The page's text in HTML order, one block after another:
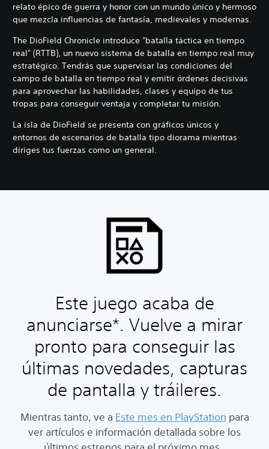
relato épico de guerra y honor con un mundo único y hermoso
que mezcla influencias de fantasía, medievales y modernas.
The DioField Chronicle introduce "batalla táctica en tiempo
real" (RTTB), un nuevo sistema de batalla en tiempo real muy
estratégico. Tendrás que supervisar las condiciones del
campo de batalla en tiempo real y emitir órdenes decisivas
para aprovechar las habilidades, clases y equipo de tus
tropas para conseguir ventaja y completar tu misión.
La isla de DioField se presenta con gráficos únicos y
entornos de escenarios de batalla tipo diorama mientras
diriges tus fuerzas como un general.
Este juego acaba de
anunciarse*. Vuelve a mirar
pronto para conseguir las
últimas novedades, capturas
de pantalla y tráileres.
Mientras tanto, ve a Este mes en PlayStation para
ver artículos e información detallada sobre los